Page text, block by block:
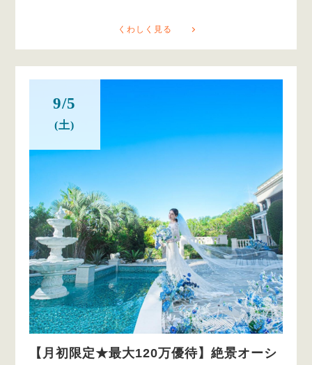
くわしく見る
9/5
(土)
【月初限定★最大120万優待】絶景オーシ